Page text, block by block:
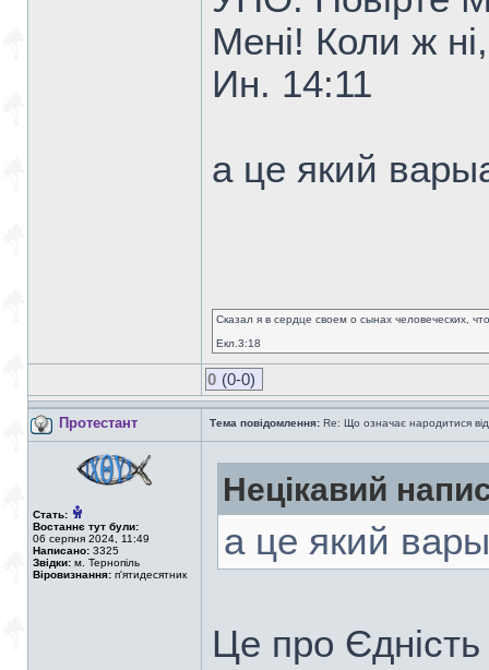
Мені! Коли ж
Ин. 14:11
а це який
Сказал я в сердце своем о сынах человеческих,
Екл.3:18
0 (0-0)
Протестант Тема повідомлення: Re: Що означає народитися
Стать:
Востаннє тут були:
06 серпня 2024, 11:49
Написано: 3325
Звідки: м. Тернопіль
Віровизнання: п'ятидесятник
Нецікавий
а це який
Це про